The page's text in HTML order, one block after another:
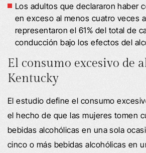
Los adultos que declararon haber
en exceso al menos cuatro veces
representaron el 61% del total de
conducción bajo los efectos del
El consumo excesivo de
Kentucky
El estudio define el consumo
el hecho de que las mujeres tomen
bebidas alcohólicas en una sola
cinco o más bebidas alcohólicas en